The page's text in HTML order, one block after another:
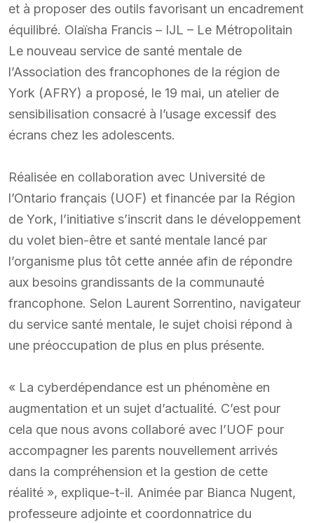
et à proposer des outils favorisant un encadrement
équilibré. Olaïsha Francis – IJL – Le Métropolitain
Le nouveau service de santé mentale de
l’Association des francophones de la région de
York (AFRY) a proposé, le 19 mai, un atelier de
sensibilisation consacré à l’usage excessif des
écrans chez les adolescents.
Réalisée en collaboration avec Université de
l’Ontario français (UOF) et financée par la Région
de York, l’initiative s’inscrit dans le développement
du volet bien-être et santé mentale lancé par
l’organisme plus tôt cette année afin de répondre
aux besoins grandissants de la communauté
francophone. Selon Laurent Sorrentino, navigateur
du service santé mentale, le sujet choisi répond à
une préoccupation de plus en plus présente.
« La cyberdépendance est un phénomène en
augmentation et un sujet d’actualité. C’est pour
cela que nous avons collaboré avec l’UOF pour
accompagner les parents nouvellement arrivés
dans la compréhension et la gestion de cette
réalité », explique-t-il. Animée par Bianca Nugent,
professeure adjointe et coordonnatrice du